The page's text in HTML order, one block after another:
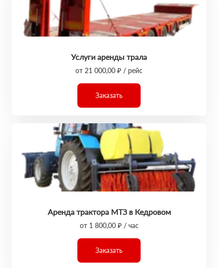
Услуги аренды трала
от 21 000,00 ₽ / рейс
Заказать
Аренда трактора МТЗ в Кедровом
от 1 800,00 ₽ / час
Заказать